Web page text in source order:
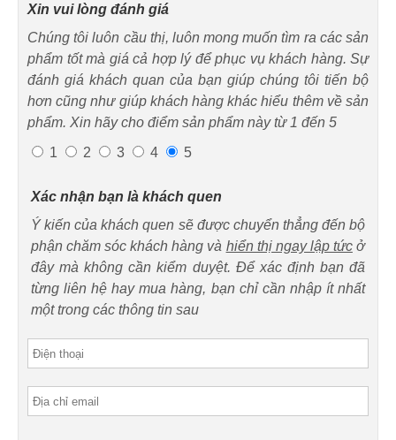
Xin vui lòng đánh giá
Chúng tôi luôn cầu thị, luôn mong muốn tìm ra các sản
phẩm tốt mà giá cả hợp lý để phục vụ khách hàng. Sự
đánh giá khách quan của bạn giúp chúng tôi tiến bộ
hơn cũng như giúp khách hàng khác hiểu thêm về sản
phẩm. Xin hãy cho điểm sản phẩm này từ 1 đến 5
1
2 3 4 5
Xác nhận bạn là khách quen
Ý kiến của khách quen sẽ được chuyển thẳng đến bộ
phận chăm sóc khách hàng và hiển thị ngay lập tứcở
đây mà không cần kiểm duyệt. Để xác định bạn đã
từng liên hệ hay mua hàng, bạn chỉ cần nhập ít nhất
một trong các thông tin sau